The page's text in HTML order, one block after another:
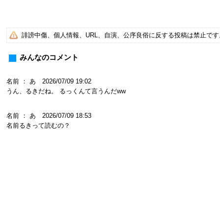
誹謗中傷、個人情報、URL、自演、公序良俗に反する投稿は禁止で
みんなのコメント
名前 ： あ 2026/07/09 19:02
うん、るきだね。 るっくんて言うんだww
名前 ： あ 2026/07/09 18:53
名前るきって読むの？